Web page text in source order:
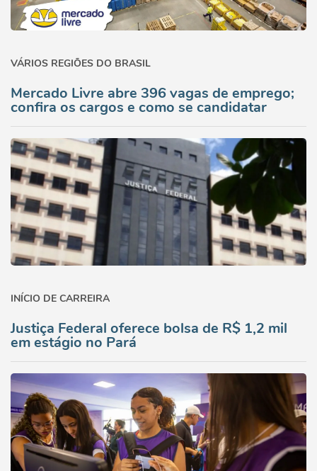
VÁRIOS REGIÕES DO BRASIL
Mercado Livre abre 396 vagas de emprego;
confira os cargos e como se candidatar
INÍCIO DE CARREIRA
Justiça Federal oferece bolsa de R$ 1,2 mil
em estágio no Pará